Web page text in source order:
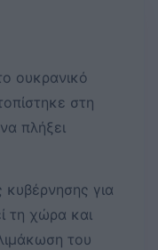
ουκρανικό
στη
πλήξει
κυβέρνησης για
τη χώρα και
του